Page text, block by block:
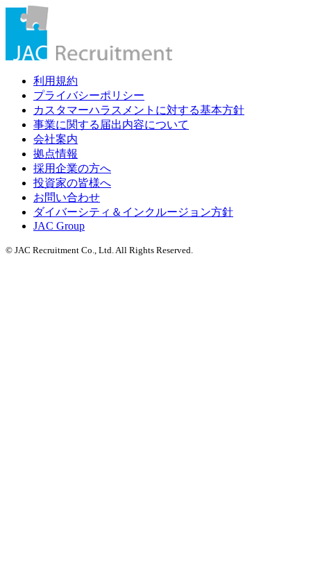
利用規約
プライバシーポリシー
カスタマーハラスメントに対する基本方針
事業に関する届出内容について
会社案内
拠点情報
採用企業の方へ
投資家の皆様へ
お問い合わせ
ダイバーシティ＆インクルージョン方針
JAC Group
© JAC Recruitment Co., Ltd. All Rights Reserved.